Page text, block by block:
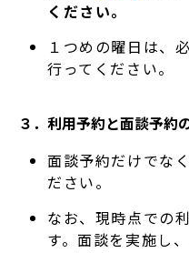
ください。
１つめの曜日は、
行ってください。
３．利用予約と面談予約
面談予約だけでな
ださい。
なお、現時点での
す。面談を実施し